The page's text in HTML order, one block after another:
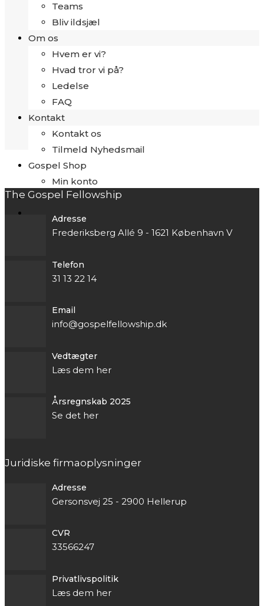
Teams
Bliv ildsjæl
Om os
Hvem er vi?
Hvad tror vi på?
Ledelse
FAQ
Kontakt
Kontakt os
Tilmeld Nyhedsmail
Gospel Shop
Min konto
The Gospel Fellowship
Adresse
Frederiksberg Allé 9 - 1621 København V
Telefon
31 13 22 14
Email
info@gospelfellowship.dk
Vedtægter
Læs dem her
Årsregnskab 2025
Se det her
Juridiske firmaoplysninger
Adresse
Gersonsvej 25 - 2900 Hellerup
CVR
33566247
Privatlivspolitik
Læs dem her